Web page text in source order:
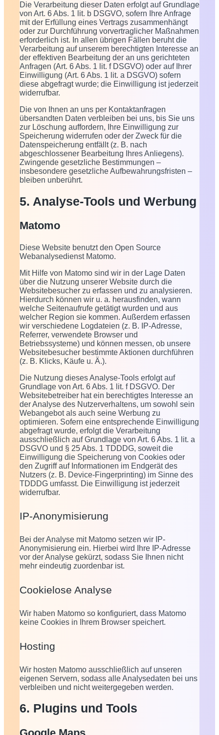
Die Verarbeitung dieser Daten erfolgt auf Grundlage
von Art. 6 Abs. 1 lit. b DSGVO, sofern Ihre Anfrage
mit der Erfüllung eines Vertrags zusammenhängt
oder zur Durchführung vorvertraglicher Maßnahmen
erforderlich ist. In allen übrigen Fällen beruht die
Verarbeitung auf unserem berechtigten Interesse an
der effektiven Bearbeitung der an uns gerichteten
Anfragen (Art. 6 Abs. 1 lit. f DSGVO) oder auf Ihrer
Einwilligung (Art. 6 Abs. 1 lit. a DSGVO) sofern
diese abgefragt wurde; die Einwilligung ist jederzeit
widerrufbar.
Die von Ihnen an uns per Kontaktanfragen
übersandten Daten verbleiben bei uns, bis Sie uns
zur Löschung auffordern, Ihre Einwilligung zur
Speicherung widerrufen oder der Zweck für die
Datenspeicherung entfällt (z. B. nach
abgeschlossener Bearbeitung Ihres Anliegens).
Zwingende gesetzliche Bestimmungen –
insbesondere gesetzliche Aufbewahrungsfristen –
bleiben unberührt.
5. Analyse-Tools und Werbung
Matomo
Diese Website benutzt den Open Source
Webanalysedienst Matomo.
Mit Hilfe von Matomo sind wir in der Lage Daten
über die Nutzung unserer Website durch die
Websitebesucher zu erfassen und zu analysieren.
Hierdurch können wir u. a. herausfinden, wann
welche Seitenaufrufe getätigt wurden und aus
welcher Region sie kommen. Außerdem erfassen
wir verschiedene Logdateien (z. B. IP-Adresse,
Referrer, verwendete Browser und
Betriebssysteme) und können messen, ob unsere
Websitebesucher bestimmte Aktionen durchführen
(z. B. Klicks, Käufe u. Ä.).
Die Nutzung dieses Analyse-Tools erfolgt auf
Grundlage von Art. 6 Abs. 1 lit. f DSGVO. Der
Websitebetreiber hat ein berechtigtes Interesse an
der Analyse des Nutzerverhaltens, um sowohl sein
Webangebot als auch seine Werbung zu
optimieren. Sofern eine entsprechende Einwilligung
abgefragt wurde, erfolgt die Verarbeitung
ausschließlich auf Grundlage von Art. 6 Abs. 1 lit. a
DSGVO und § 25 Abs. 1 TDDDG, soweit die
Einwilligung die Speicherung von Cookies oder
den Zugriff auf Informationen im Endgerät des
Nutzers (z. B. Device-Fingerprinting) im Sinne des
TDDDG umfasst. Die Einwilligung ist jederzeit
widerrufbar.
IP-Anonymisierung
Bei der Analyse mit Matomo setzen wir IP-
Anonymisierung ein. Hierbei wird Ihre IP-Adresse
vor der Analyse gekürzt, sodass Sie Ihnen nicht
mehr eindeutig zuordenbar ist.
Cookielose Analyse
Wir haben Matomo so konfiguriert, dass Matomo
keine Cookies in Ihrem Browser speichert.
Hosting
Wir hosten Matomo ausschließlich auf unseren
eigenen Servern, sodass alle Analysedaten bei uns
verbleiben und nicht weitergegeben werden.
6. Plugins und Tools